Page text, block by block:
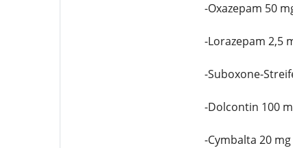
-Oxazepam 50
-Lorazepam 2,5
-Suboxone-
-Dolcontin 100
-Cymbalta 20 mg